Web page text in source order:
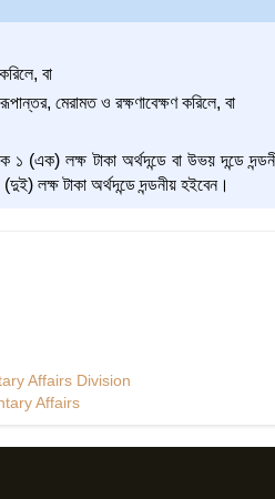
বা
মেরামত ও রক্ষণাবেক্ষণ করিলে, বা
১ (এক) লক্ষ টাকা অর্থদন্ডে বা উভয় দন্ডে
লক্ষ টাকা অর্থদন্ডে দন্ডনীয় হইবেন।
Affairs Division
Affairs